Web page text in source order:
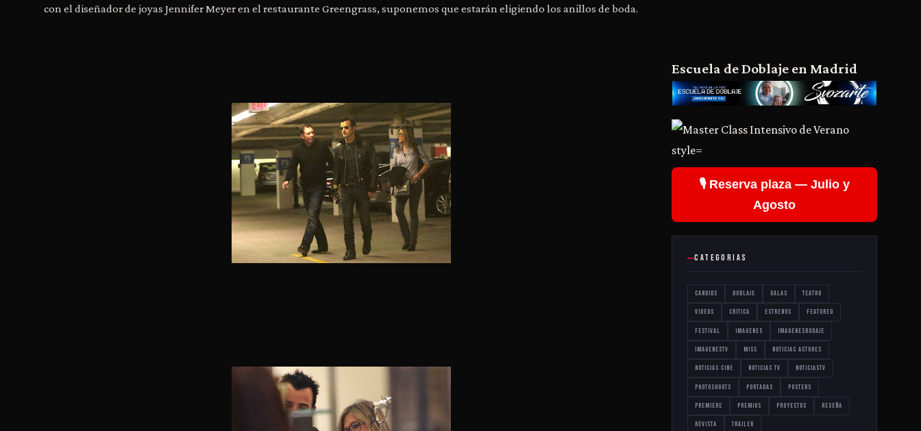
con el diseñador de joyas Jennifer Meyer en el restaurante Greengrass, suponemos que estarán eligiendo los anillos de boda.
Escuela de Doblaje en Madrid
🎙️ Reserva plaza — Julio y
Agosto
CATEGORIAS
Candids Doblaje Galas Teatro
Videos critica estrenos featured
festival imagenes imagenesrodaje
imagenestv misc noticias actores
noticias cine noticias tv noticiastv
photoshoots portadas posters
premiere premios proyectos reseña
revista trailer